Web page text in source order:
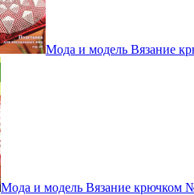
Мода и модель Вязание
Мода и модель Вязание крючком